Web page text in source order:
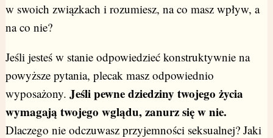
w swoich związkach i rozumiesz, na co masz wpływ, a
na co nie?
Jeśli jesteś w stanie odpowiedzieć konstruktywnie na
powyższe pytania, plecak masz odpowiednio
wyposażony. Jeśli pewne dziedziny twojego życia
wymagają twojego wglądu, zanurz się w nie.
Dlaczego nie odczuwasz przyjemności seksualnej? Jaki